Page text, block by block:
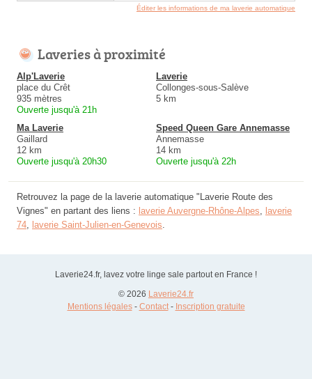
Éditer les informations de ma laverie automatique
Laveries à proximité
Alp'Laverie
place du Crêt
935 mètres
Ouverte jusqu'à 21h
Laverie
Collonges-sous-Salève
5 km
Ma Laverie
Gaillard
12 km
Ouverte jusqu'à 20h30
Speed Queen Gare Annemasse
Annemasse
14 km
Ouverte jusqu'à 22h
Retrouvez la page de la laverie automatique "Laverie Route des
Vignes" en partant des liens : laverie Auvergne-Rhône-Alpes, laverie
74, laverie Saint-Julien-en-Genevois.
Laverie24.fr, lavez votre linge sale partout en France !
© 2026 Laverie24.fr
Mentions légales- Contact- Inscription gratuite